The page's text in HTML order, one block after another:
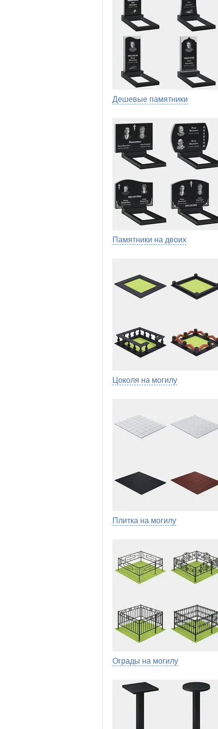
Дешевые памятники
Памятники на двоих
Цоколя на могилу
Плитка на могилу
Ограды на могилу